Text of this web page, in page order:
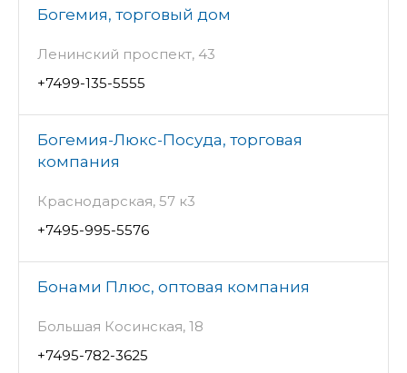
Богемия, торговый дом
Ленинский проспект, 43
+7499-135-5555
Богемия-Люкс-Посуда, торговая
компания
Краснодарская, 57 к3
+7495-995-5576
Бонами Плюс, оптовая компания
Большая Косинская, 18
+7495-782-3625